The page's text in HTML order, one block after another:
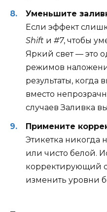
Уменьшите
Если эффект
Shift и #7, чтобы
Яркий свет — это
режимов
результаты, когда
вместо
случаев Заливка
Примените
Этикетка никогда
или чисто белой.
корректирующий
изменить уровни